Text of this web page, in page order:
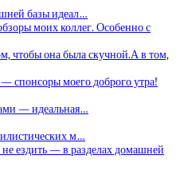
базы идеал…
моих коллег. Особенно с
чтобы она была скучной.А в том,
спонсоры моего доброго утра!
— идеальная…
м…
ездить — в разделах домашней